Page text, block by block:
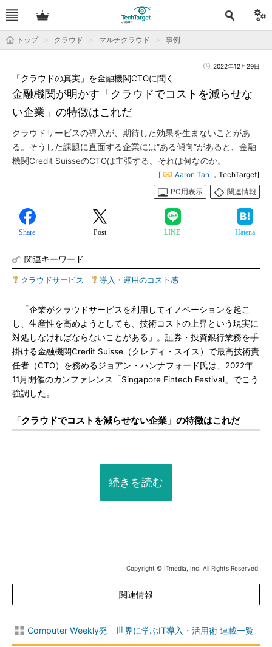
トップ クラウド マルチクラウド 事例
2022年12月29日
金融機関が明かす「クラウドでコストを減らせな
い企業」の特徴はこれだ
「クラウドの真実」を金融機関CTOに聞く
クラウドサービスの導入が、期待した効果を生まないことがあ
る。そうした課題に直面する企業には“ある傾向”があると、金融
機関Credit SuisseのCTOは主張する。それは何なのか。
[ Aaron Tan ，TechTarget]
PC用表示
関連情報
Share Post LINE Hatena
関連キーワード
クラウドサービス 導入・運用のコスト感
「企業がクラウドサービスを利用してイノベーションを起こ
し、生産性を高めようとしても、技術コストの上昇という現実に
対処しなければならないことがある」。証券・投資銀行業務を手
掛ける金融機関Credit Suisse（クレディ・スイス）で最高技術責
任者（CTO）を務めるジョアン・ハンナフォード氏は、2022年
11月開催のカンファレンス「Singapore Fintech Festival」でこう
強調した。
「クラウドでコストを減らせない企業」の特徴はこれだ
続きを読む
Copyright © ITmedia, Inc. All Rights Reserved.
関連情報
Computer Weekly発 世界に学ぶIT導入・活用術 連載一覧